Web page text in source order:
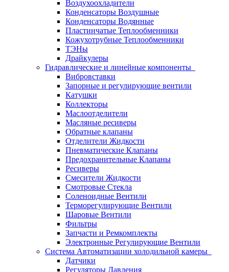
Воздухоохладители
Конденсаторы Воздушные
Конденсаторы Водянные
Пластинчатые Теплообменники
Кожухотрубные Теплообменники
ТЭНы
Драйкулеры
Гидравлические и линейные компоненты
Вибровставки
Запорные и регулирующие вентили
Катушки
Коллекторы
Маслоотделители
Масляные ресиверы
Обратные клапаны
Отделители Жидкости
Пневматические Клапаны
Предохранительные Клапаны
Ресиверы
Смесители Жидкости
Смотровые Стекла
Соленоидные Вентили
Терморегулирующие Вентили
Шаровые Вентили
Фильтры
Запчасти и Ремкомплекты
Электронные Регулирующие Вентили
Система Автоматизации холодильной камеры
Датчики
Регуляторы Давления